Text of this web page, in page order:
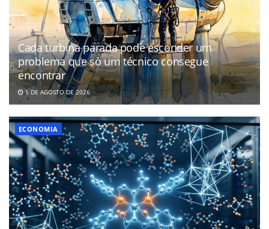
Cada turbina parada pode esconder um
problema que só um técnico consegue
encontrar
5 DE AGOSTO DE 2026
ECONOMIA